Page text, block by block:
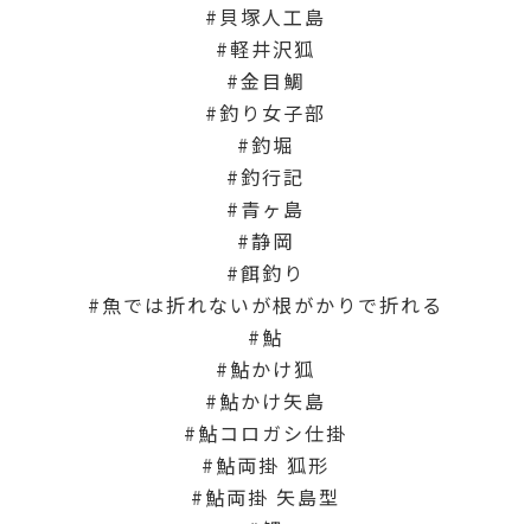
貝塚人工島
軽井沢狐
金目鯛
釣り女子部
釣堀
釣行記
青ヶ島
静岡
餌釣り
魚では折れないが根がかりで折れる
鮎
鮎かけ狐
鮎かけ矢島
鮎コロガシ仕掛
鮎両掛 狐形
鮎両掛 矢島型